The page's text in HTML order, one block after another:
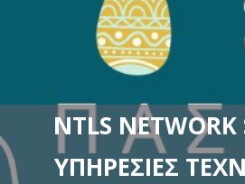
NTLS NETWORK
ΥΠΗΡΕΣΊΕΣ